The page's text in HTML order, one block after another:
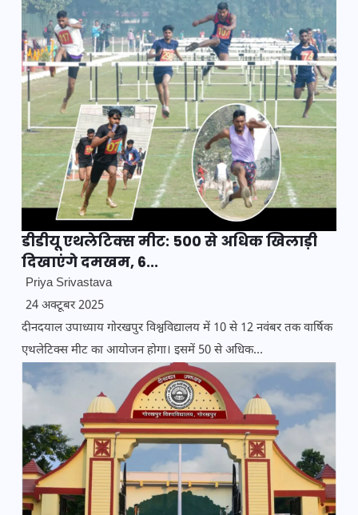
डीडीयू एथलेटिक्स मीट: 500 से अधिक खिलाड़ी
दिखाएंगे दमखम, 6...
Priya Srivastava
24 अक्टूबर 2025
दीनदयाल उपाध्याय गोरखपुर विश्वविद्यालय में 10 से 12 नवंबर तक वार्षिक
एथलेटिक्स मीट का आयोजन होगा। इसमें 50 से अधिक...